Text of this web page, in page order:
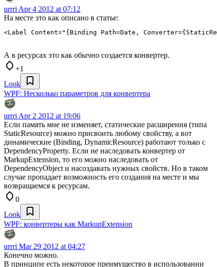
urrri Apr 4 2012 at 07:12
На месте это как описано в статье:
А в ресурсах это как обычно создается конвертер.
+1
Look
WPF: Несколько параметров для конвертера
urrri Apr 2 2012 at 19:06
Если память мне не изменяет, статические расширения (типа
StaticResource) можно присвоить любому свойству, а вот
динамические (Binding, DynamicResource) работают только с
DependencyProperty. Если не наследовать конвертер от
MarkupExtension, то его можно наследовать от
DependencyObject и насоздавать нужных свойств. Но в таком
случае пропадает возможность его создания на месте и мы
возвращаемся к ресурсам.
0
Look
WPF: конвертеры как MarkupExtension
urrri Mar 29 2012 at 04:27
Конечно можно.
В принципе есть некоторое преимущество в использовании